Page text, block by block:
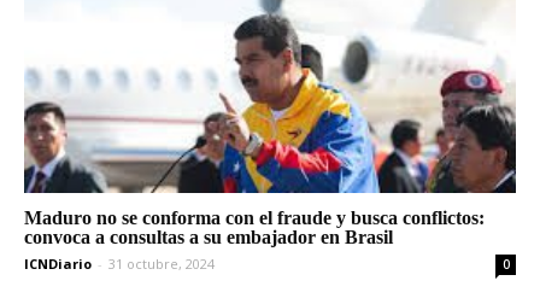
Maduro no se conforma con el fraude y busca conflictos:
convoca a consultas a su embajador en Brasil
ICNDiario - 31 octubre, 2024 0